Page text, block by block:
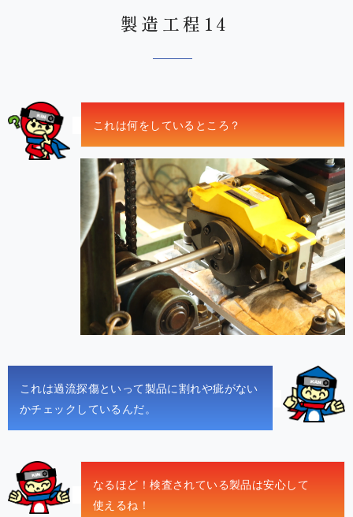
製造 工 程 1 4
これは何をしている と こ ろ ？
これは過流探傷といって製品に割れや疵がない
かチェックしてい る ん だ 。
なるほど！検査されている製品は安心して
使 え る ね ！